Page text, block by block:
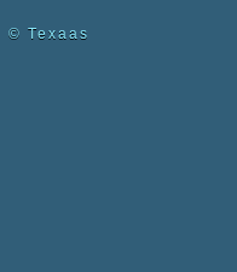
© Texaas